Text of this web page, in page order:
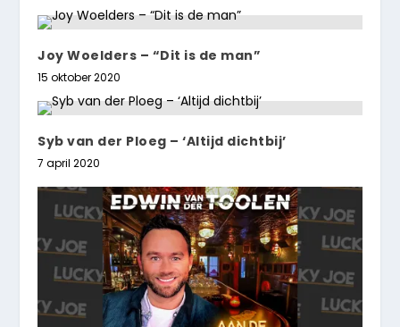
Joy Woelders – “Dit is de man”
15 oktober 2020
Syb van der Ploeg – ‘Altijd dichtbij’
7 april 2020